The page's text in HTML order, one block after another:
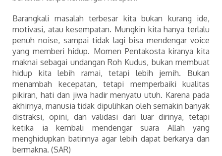
Barangkali masalah terbesar kita bukan kurang ide,
motivasi, atau kesempatan. Mungkin kita hanya terlalu
penuh noise, sampai tidak lagi bisa mendengar voice
yang memberi hidup. Momen Pentakosta kiranya kita
maknai sebagai undangan Roh Kudus, bukan membuat
hidup kita lebih ramai, tetapi lebih jernih. Bukan
menambah kecepatan, tetapi memperbaiki kualitas
pikiran, hati dan jiwa hadir menyatu utuh. Karena pada
akhirnya, manusia tidak dipulihkan oleh semakin banyak
distraksi, opini, dan validasi dari luar dirinya, tetapi
ketika ia kembali mendengar suara Allah yang
menghidupkan batinnya agar lebih dapat berkarya dan
bermakna. (SAR)